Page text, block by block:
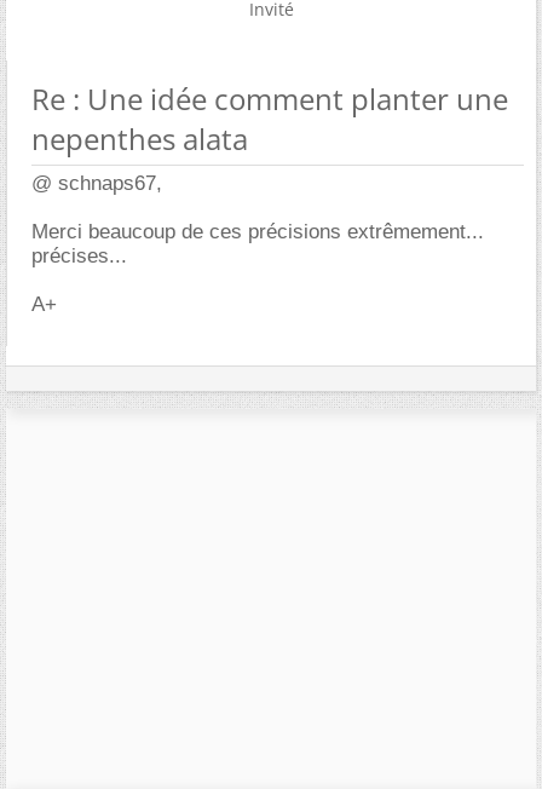
Invité
Re : Une idée comment planter une
nepenthes alata
@ schnaps67,
Merci beaucoup de ces précisions extrêmement...
précises...
A+